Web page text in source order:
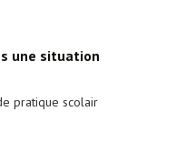
une situation
pratique scolair